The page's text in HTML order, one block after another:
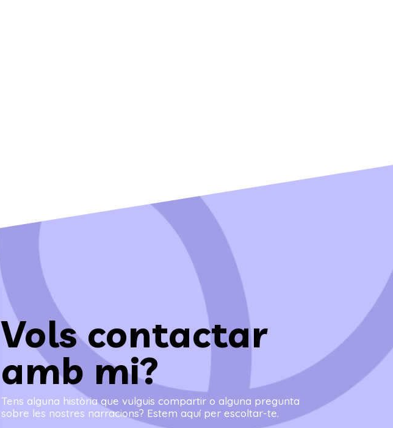
Vols contactar
amb mi?
Tens alguna història que vulguis compartir o alguna pregunta
sobre les nostres narracions? Estem aquí per escoltar-te.